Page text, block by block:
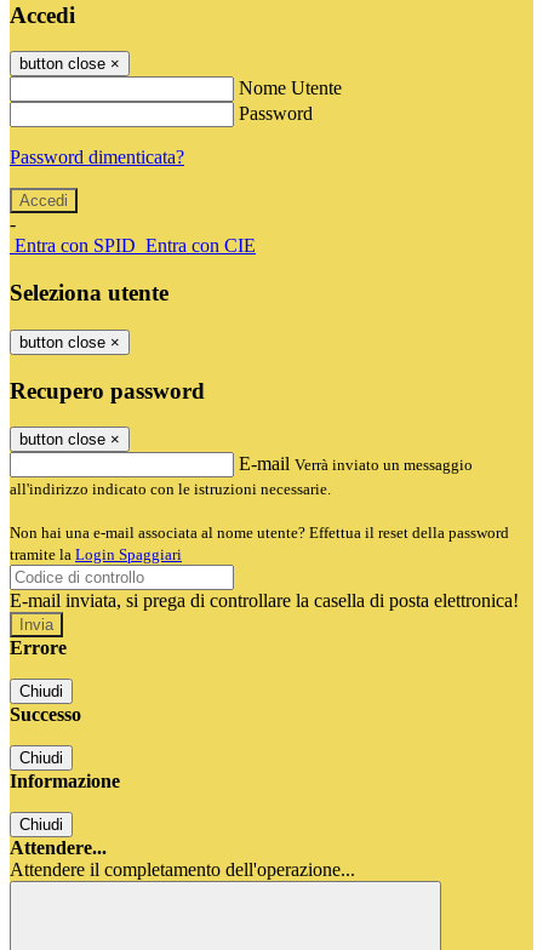
Accedi
button close ×
Nome Utente
Password
Password dimenticata?
-
Entra con SPID Entra con CIE
Seleziona utente
button close ×
Recupero password
button close ×
E-mail Verrà inviato un messaggio
all'indirizzo indicato con le istruzioni necessarie.
Non hai una e-mail associata al nome utente? Effettua il reset della password
tramite la Login Spaggiari
E-mail inviata, si prega di controllare la casella di posta elettronica!
Errore
Chiudi
Successo
Chiudi
Informazione
Chiudi
Attendere...
Attendere il completamento dell'operazione...